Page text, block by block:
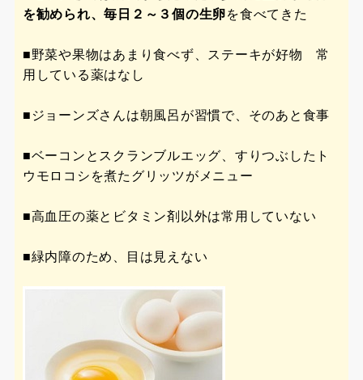
を勧められ、毎日２～３個の生卵を食べてきた
■野菜や果物はあまり食べず、ステーキが好物 常
用している薬はなし
■ジョーンズさんは朝風呂が習慣で、そのあと食事
■ベーコンとスクランブルエッグ、すりつぶしたト
ウモロコシを煮たグリッツがメニュー
■高血圧の薬とビタミン剤以外は常用していない
■緑内障のため、目は見えない